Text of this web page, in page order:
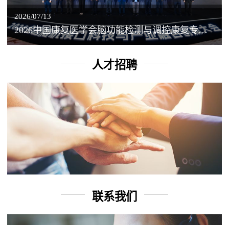
2026/07/13
2026中国康复医学会脑功能检测与调控康复专业委员会学术年会丨脑客中国：脑机接口——EEG驱动TMS闭环调控工作坊
人才招聘
联系我们